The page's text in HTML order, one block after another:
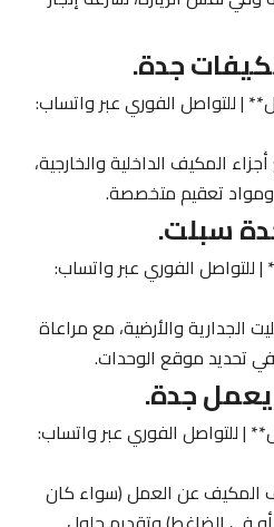
جدة.
| للتواصل الفوري عبر واتساب:
المكيف الداخلية والخارجية،
تعقيم متخصصة.
سبلت.
الفوري عبر واتساب:
الجدارية والأرضية، مع مراعاة
في تحديد موقع الوحدات.
جدة.
| للتواصل الفوري عبر واتساب:
عن العمل (سواء كان